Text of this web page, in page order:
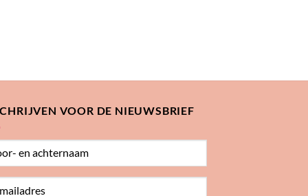
VOOR DE NIEUWSBRIEF